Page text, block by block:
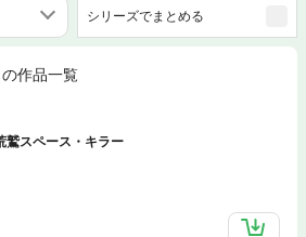
シリーズでまとめる
の作品一覧
鷲スペース・キラー